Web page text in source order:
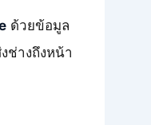
ด้วยข้อมูล
ช่างถึงหน้า